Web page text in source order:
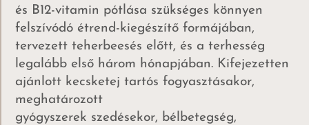
és B12-vitamin pótlása szükséges könnyen
felszívódó étrend-kiegészítő formájában,
tervezett teherbeesés előtt, és a terhesség
legalább első három hónapjában. Kifejezetten
ajánlott kecsketej tartós fogyasztásakor,
meghatározott
gyógyszerek szedésekor, bélbetegség,